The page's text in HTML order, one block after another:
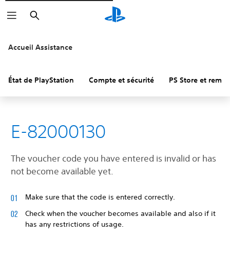
Rechercher
Accueil Assistance
État de PlayStation Compte et sécurité PS Store et
E-82000130
The voucher code you have entered is invalid or has
not become available yet.
Make sure that the code is entered correctly.
Check when the voucher becomes available and also if it
has any restrictions of usage.